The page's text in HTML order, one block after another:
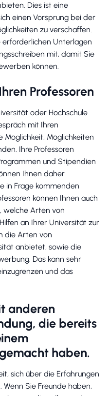
Dies ist eine
einen Vorsprung bei der
zu verschaffen.
erforderlichen Unterlagen
mit, damit Sie
können.
Professoren
oder Hochschule
mit Ihren
Möglichkeit, Möglichkeiten
Ihre Professoren
und Stipendien
Ihnen daher
in Frage kommenden
können Ihnen auch
welche Arten von
an Ihrer Universität zur
die Arten von
anbietet, sowie die
Das kann sehr
und das
anderen
die bereits
haben.
sich über die Erfahrungen
Sie Freunde haben,